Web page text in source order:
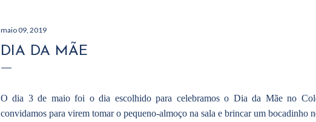
maio 09, 2019
DIA DA MÃE
O dia 3 de maio foi o dia escolhido para celebramos o Dia da Mãe no
convidamos para virem tomar o pequeno-almoço na sala e brincar um bocadinho